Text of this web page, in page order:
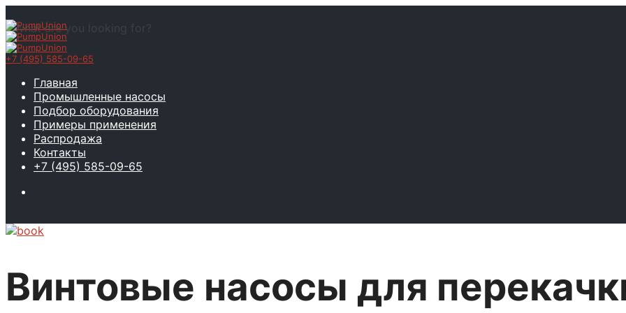
+7 (495) 585-09-65
Главная
Промышленные насосы
Подбор оборудования
Примеры применения
Распродажа
Контакты
+7 (495) 585-09-65
Винтовые насосы для
What are you looking for?